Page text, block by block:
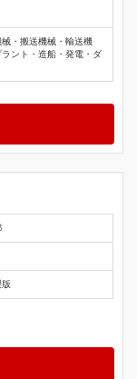
・搬送機械・輸送機
ント・造船・発電・ダ